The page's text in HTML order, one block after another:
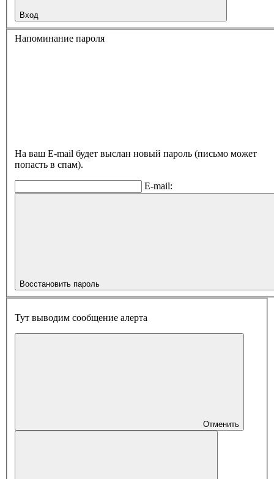
Вход
Напоминание пароля
На ваш E-mail будет выслан новый пароль (письмо может
попасть в спам).
E-mail:
Восстановить пароль
Тут выводим сообщение алерта
Отменить